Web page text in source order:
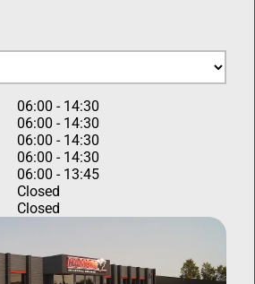
06:00 - 14:30
06:00 - 14:30
06:00 - 14:30
06:00 - 14:30
06:00 - 13:45
Closed
Closed